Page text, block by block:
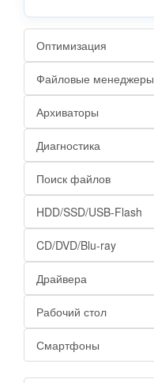
Оптимизация
Файловые менеджеры
Архиваторы
Диагностика
Поиск файлов
HDD/SSD/USB-Flash
CD/DVD/Blu-ray
Драйвера
Рабочий стол
Смартфоны